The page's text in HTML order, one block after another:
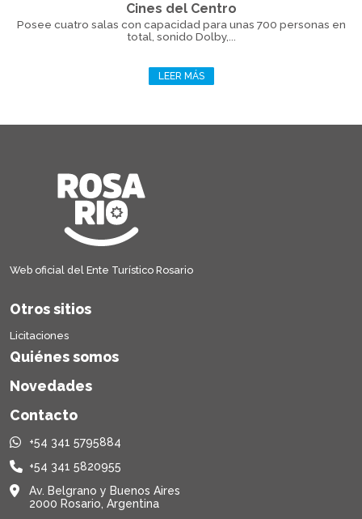
Cines del Centro
Posee cuatro salas con capacidad para unas 700 personas en
total, sonido Dolby,...
LEER MÁS
Web oficial del Ente Turístico Rosario
Otros sitios
Licitaciones
Quiénes somos
Novedades
Contacto
+54 341 5795884
+54 341 5820955
Av. Belgrano y Buenos Aires
2000 Rosario, Argentina